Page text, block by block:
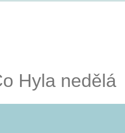
Hyla nedělá